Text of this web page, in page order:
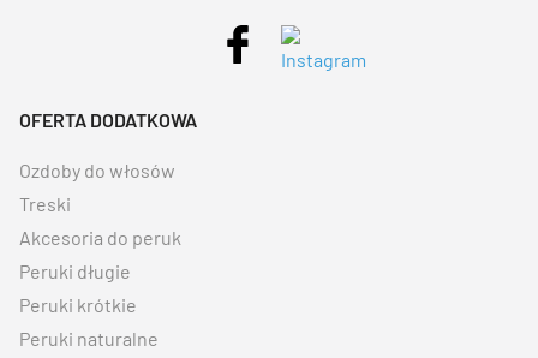
OFERTA DODATKOWA
Ozdoby do włosów
Treski
Akcesoria do peruk
Peruki długie
Peruki krótkie
Peruki naturalne